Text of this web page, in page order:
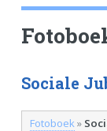
Sociale
Fotoboek»